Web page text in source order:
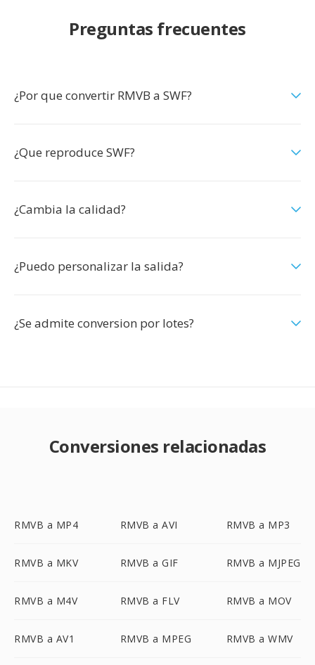
Preguntas frecuentes
¿Por que convertir RMVB a SWF?
¿Que reproduce SWF?
¿Cambia la calidad?
¿Puedo personalizar la salida?
¿Se admite conversion por lotes?
Conversiones relacionadas
RMVB a MP4 RMVB a AVI RMVB a MP3
RMVB a MKV RMVB a GIF RMVB a MJPEG
RMVB a M4V RMVB a FLV RMVB a MOV
RMVB a AV1 RMVB a MPEG RMVB a WMV